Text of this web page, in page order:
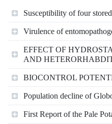
Susceptibility of four
Virulence of
EFFECT OF
AND
BIOCONTROL
Population decline of
First Report of the Pale